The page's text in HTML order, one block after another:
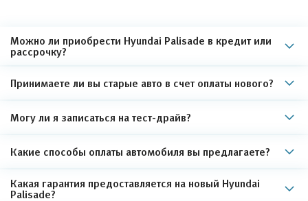
Можно ли приобрести Hyundai Palisade в кредит или
рассрочку?
Принимаете ли вы старые авто в счет оплаты нового?
Могу ли я записаться на тест-драйв?
Какие способы оплаты автомобиля вы предлагаете?
Какая гарантия предоставляется на новый Hyundai
Palisade?